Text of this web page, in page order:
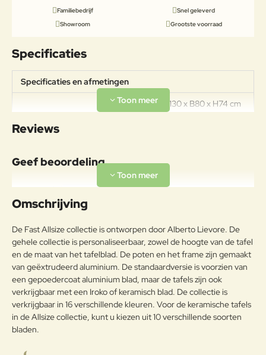
Familiebedrijf
Snel geleverd
Showroom
Grootste voorraad
Specificaties
Specificaties en afmetingen
Specificaties
Afmetingen: L130 x B80 x H74 cm
Materiaal: Aluminium Tafelblad:
Aluminium
Aluminiumlegeringen,
buitengewoon geschikt voor de
weerstaan en met poeder gelakt.
Onderhoudsadvies
Om het product lange tijd in
uitstekende staat te houden, raden
we aan om het correct en
regelmatig te reinigen. Verricht de
reiniging vaker op plaatsen die
Reviews
Geef beoordeling
Uw naam:
g:
Note:HTML-code wordt niet vertaald!
Waardering:
Waarderin
g:
Slecht Goed
Omschrijving
De Fast Allsize collectie is ontworpen door Alberto Lievore. De
gehele collectie is personaliseerbaar, zowel de hoogte van de tafel
en de maat van het tafelblad. De poten en het frame zijn gemaakt
van geëxtrudeerd aluminium. De standaardversie is voorzien van
een gepoedercoat aluminium blad, maar de tafels zijn ook
verkrijgbaar met een Iroko of keramisch blad. De collectie is
verkrijgbaar in 16 verschillende kleuren. Voor de keramische tafels
in de Allsize collectie, kunt u kiezen uit 10 verschillende soorten
bladen.